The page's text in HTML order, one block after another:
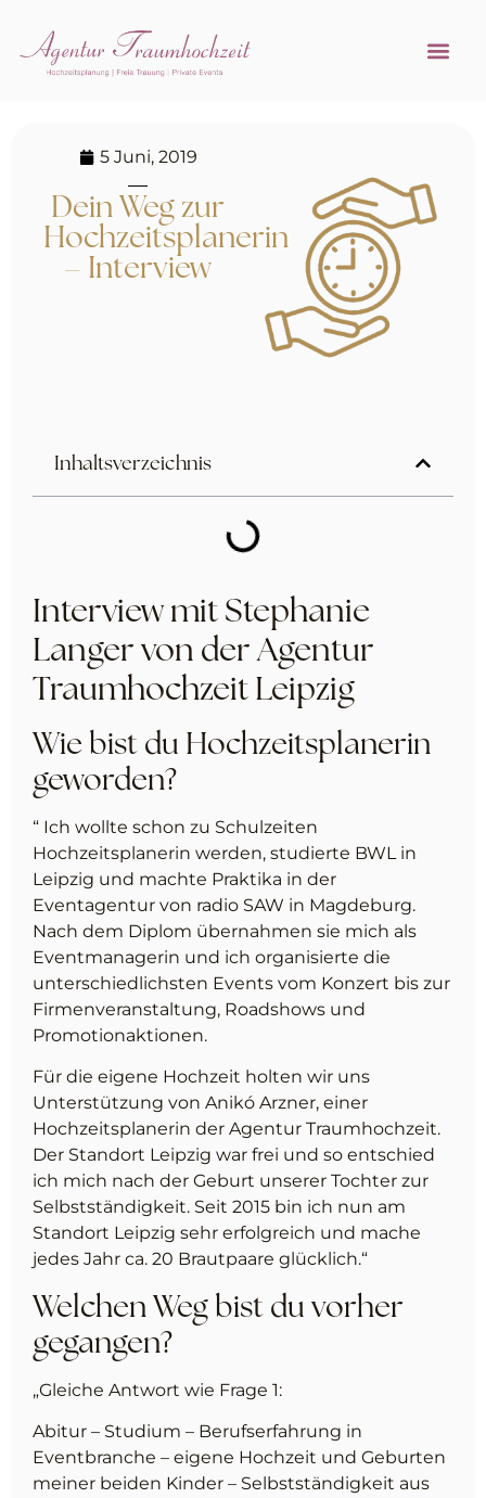
5 Juni, 2019
Dein Weg zur
Hochzeitsplanerin
– Interview
Inhaltsverzeichnis
Interview mit Stephanie
Langer von der Agentur
Traumhochzeit Leipzig
Wie bist du Hochzeitsplanerin
geworden?
“ Ich wollte schon zu Schulzeiten
Hochzeitsplanerin werden, studierte BWL in
Leipzig und machte Praktika in der
Eventagentur von radio SAW in Magdeburg.
Nach dem Diplom übernahmen sie mich als
Eventmanagerin und ich organisierte die
unterschiedlichsten Events vom Konzert bis zur
Firmenveranstaltung, Roadshows und
Promotionaktionen.
Für die eigene Hochzeit holten wir uns
Unterstützung von Anikó Arzner, einer
Hochzeitsplanerin der Agentur Traumhochzeit.
Der Standort Leipzig war frei und so entschied
ich mich nach der Geburt unserer Tochter zur
Selbstständigkeit. Seit 2015 bin ich nun am
Standort Leipzig sehr erfolgreich und mache
jedes Jahr ca. 20 Brautpaare glücklich.“
Welchen Weg bist du vorher
gegangen?
„Gleiche Antwort wie Frage 1:
Abitur – Studium – Berufserfahrung in
Eventbranche – eigene Hochzeit und Geburten
meiner beiden Kinder – Selbstständigkeit aus